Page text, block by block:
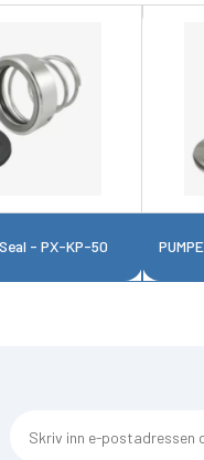
- PX-KP-50